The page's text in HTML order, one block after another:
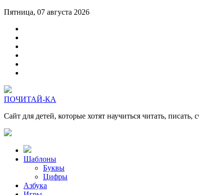
Пятница, 07 августа 2026
ПОЧИТАЙ-КА
Сайт для детей, которые хотят научиться читать, писать,
Шаблоны
Буквы
Цифры
Азбука